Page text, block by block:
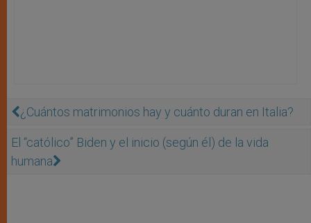
¿Cuántos matrimonios hay y cuánto duran en Italia?
El “católico” Biden y el inicio (según él) de la vida
humana